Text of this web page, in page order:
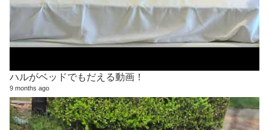
ハルがベッドでもだえる動画！
9 months ago